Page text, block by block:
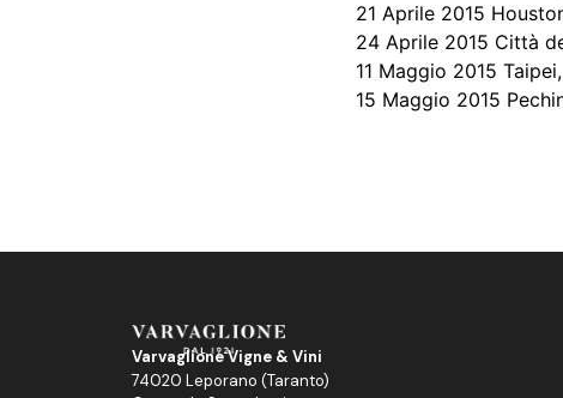
21 Aprile 2015
24 Aprile 2015 Città
11 Maggio 2015 Taipei,
15 Maggio 2015
Varvaglione Vigne & Vini
74020 Leporano (Taranto)